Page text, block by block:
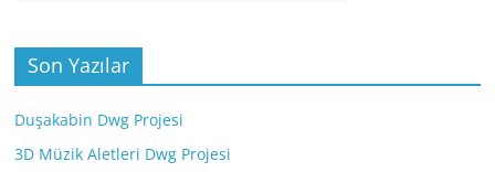
Son Yazılar
Duşakabin Dwg Projesi
3D Müzik Aletleri Dwg Projesi